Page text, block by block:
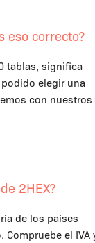
eso correcto?
tablas, significa
elegir una
con nuestros
2HEX?
de los países
el IVA